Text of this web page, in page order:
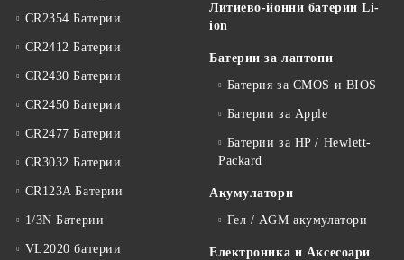
CR2354 Батерии
CR2412 Батерии
CR2430 Батерии
CR2450 Батерии
CR2477 Батерии
CR3032 Батерии
CR123A Батерии
1/3N Батерии
VL2020 батерии
Литиево-йонни батерии Li-
ion
Батерии за лаптопи
Батерия за CMOS и BIOS
Батерии за Apple
Батерии за HP / Hewlett-
Packard
Акумулатори
Гел / AGM акумулатори
Електроника и Аксесоари